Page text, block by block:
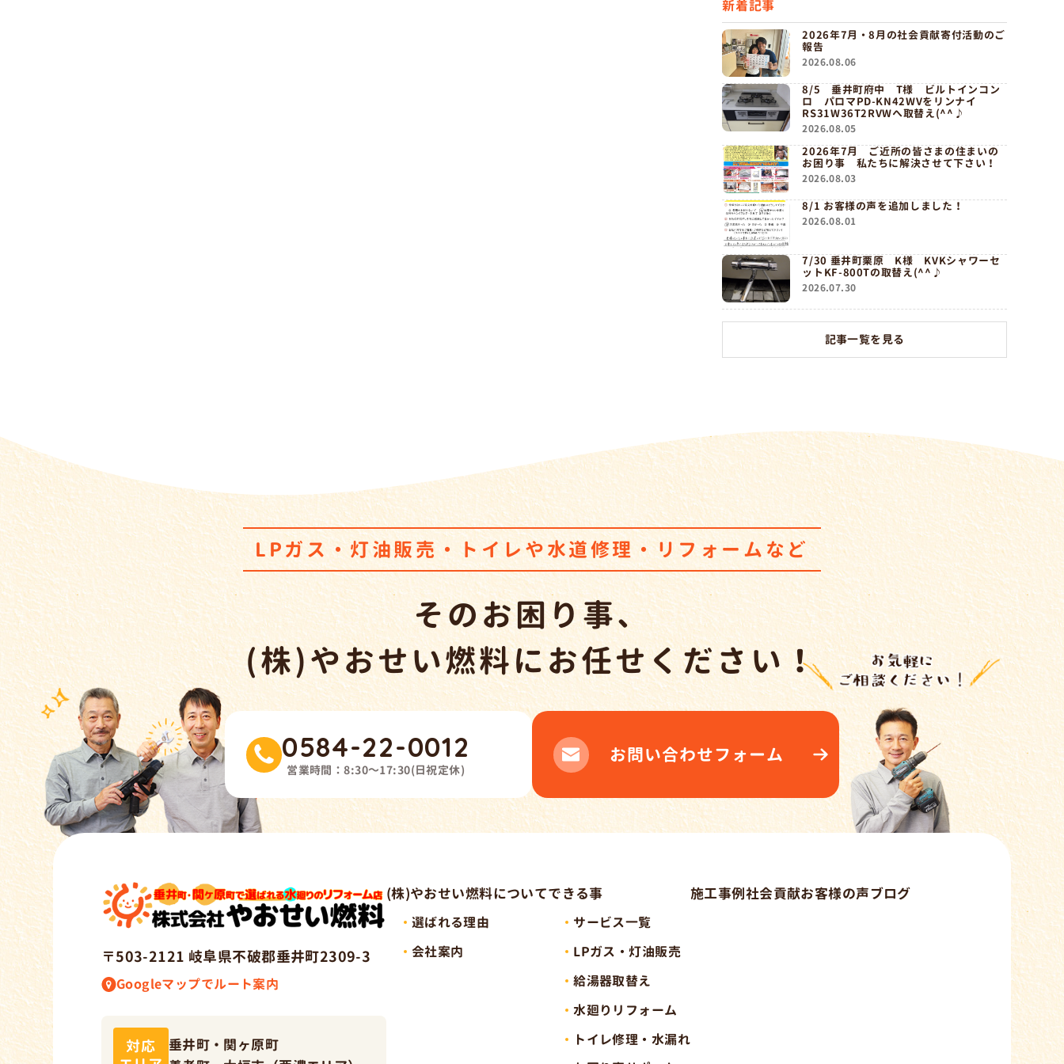
新着記事
2026年7月・8月の社会貢献寄付活動のご
報告
2026.08.06
8/5 垂井町府中 T様 ビルトインコン
ロ パロマPD-KN42WVをリンナイ
RS31W36T2RVWへ取替え(^^♪
2026.08.05
2026年7月 ご近所の皆さまの住まいの
お困り事 私たちに解決させて下さい！
2026.08.03
8/1 お客様の声を追加しました！
2026.08.01
7/30 垂井町栗原 K様 KVKシャワーセ
ットKF-800Tの取替え(^^♪
2026.07.30
記事一覧を見る
LPガス・灯油販売・トイレや水道修理・リフォームなど
そのお困り事、
(株)やおせい燃料にお任せください！
0584-22-0012
営業時間：8:30～17:30(日祝定休)
お問い合わせフォーム
〒503-2121 岐阜県不破郡垂井町2309-3
Googleマップでルート案内
対応
垂井町・関ヶ原町
(株)やおせい燃料について
選ばれる理由
会社案内
できる事
サービス一覧
LPガス・灯油販売
給湯器取替え
水廻りリフォーム
トイレ修理・水漏れ
施工事例社会貢献お客様の声ブログ